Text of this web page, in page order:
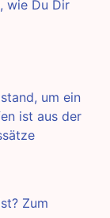
wie Du Dir
um ein
ist aus der
Zum